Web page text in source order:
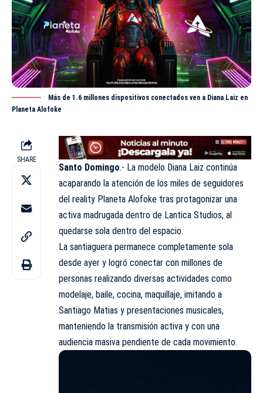
Más de 1.6 millones dispositivos conectados ven a Diana Laiz en
Planeta Alofoke
SHARE
Santo Domingo.- La modelo Diana Laiz continúa
acaparando la atención de los miles de seguidores
del reality Planeta Alofoke tras protagonizar una
activa madrugada dentro de Lantica Studios, al
quedarse sola dentro del espacio.
La santiaguera permanece completamente sola
desde ayer y logró conectar con millones de
personas realizando diversas actividades como
modelaje, baile, cocina, maquillaje, imitando a
Santiago Matias y presentaciones musicales,
manteniendo la transmisión activa y con una
audiencia masiva pendiente de cada movimiento.